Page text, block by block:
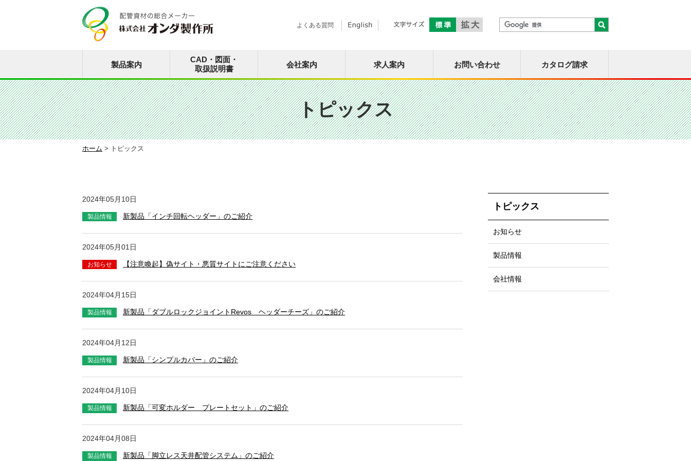
よくある質問
製品案内
CAD・図面・
取扱説明書
会社案内 求人案内 お問い合わせ カタログ請求
トピックス
ホーム > トピックス
2024年05月10日
新製品「インチ回転ヘッダー」のご紹介
2024年05月01日
【注意喚起】偽サイト・悪質サイトにご注意ください
2024年04月15日
新製品「ダブルロックジョイントRevos ヘッダーチーズ」のご紹介
2024年04月12日
新製品「シンプルカバー」のご紹介
2024年04月10日
新製品「可変ホルダー プレートセット」のご紹介
2024年04月08日
新製品「脚立レス天井配管システム」のご紹介
トピックス
お知らせ
製品情報
会社情報